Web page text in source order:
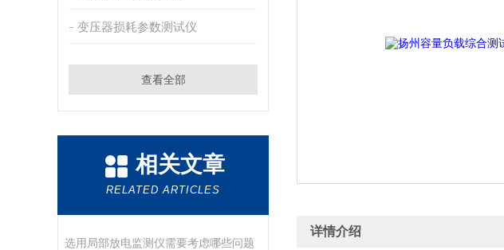
变压器损耗参数测试仪
查看全部
相关文章
RELATED ARTICLES
选用局部放电监测仪需要考虑哪些问题
详情介绍